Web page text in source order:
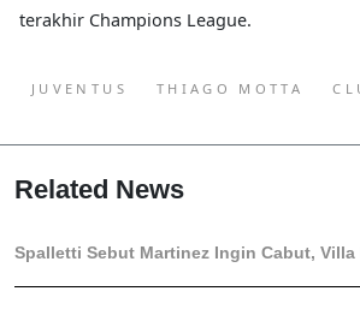
terakhir Champions League.
JUVENTUS THIAGO MOTTA
Related News
Spalletti Sebut Martinez Ingin Cabut, Villa